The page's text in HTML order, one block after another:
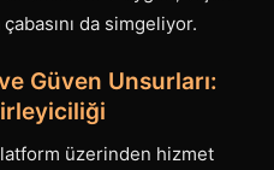
da simgeliyor.
Güven Unsurları:
üzerinden hizmet